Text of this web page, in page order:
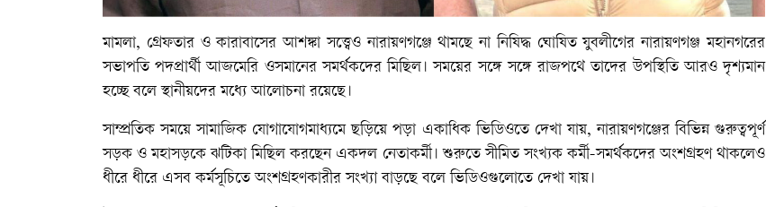
মামলা, গ্রেফতার ও কারাবাসের আশঙ্কা সত্ত্বেও নারায়ণগঞ্জে থামছে না নিষিদ্ধ ঘোষিত যুবলীগের নারায়ণগঞ্জ মহানগরের
সভাপতি পদপ্রার্থী আজমেরি ওসমানের সমর্থকদের মিছিল। সময়ের সঙ্গে সঙ্গে রাজপথে তাদের উপস্থিতি আরও দৃশ্যমান
হচ্ছে বলে স্থানীয়দের মধ্যে আলোচনা রয়েছে।
সাম্প্রতিক সময়ে সামাজিক যোগাযোগমাধ্যমে ছড়িয়ে পড়া একাধিক ভিডিওতে দেখা যায়, নারায়ণগঞ্জের বিভিন্ন গুরুত্বপূর্ণ
সড়ক ও মহাসড়কে ঝটিকা মিছিল করছেন একদল নেতাকর্মী। শুরুতে সীমিত সংখ্যক কর্মী-সমর্থকদের অংশগ্রহণ থাকলেও
ধীরে ধীরে এসব কর্মসূচিতে অংশগ্রহণকারীর সংখ্যা বাড়ছে বলে ভিডিওগুলোতে দেখা যায়।